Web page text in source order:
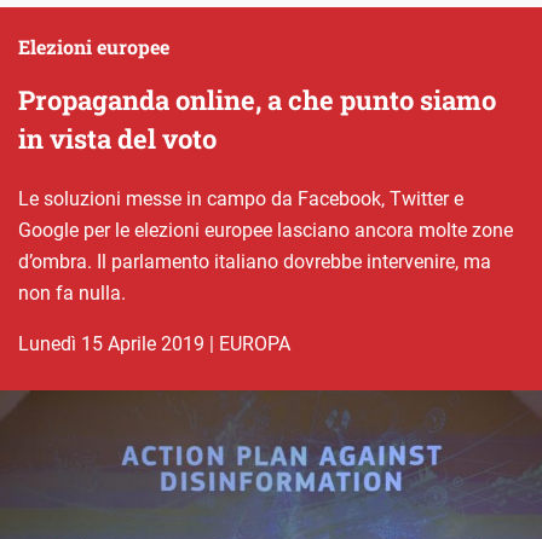
Propaganda online, a che punto siamo
in vista del voto
Elezioni europee
Le soluzioni messe in campo da Facebook, Twitter e
Google per le elezioni europee lasciano ancora molte zone
d’ombra. Il parlamento italiano dovrebbe intervenire, ma
non fa nulla.
lunedì 15 Aprile 2019 | EUROPA